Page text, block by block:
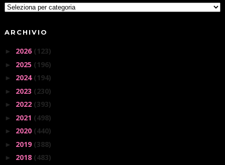
ARCHIVIO
► 2026 (123)
► 2025 (196)
► 2024 (194)
► 2023 (230)
► 2022 (393)
► 2021 (498)
► 2020 (440)
► 2019 (388)
► 2018 (483)